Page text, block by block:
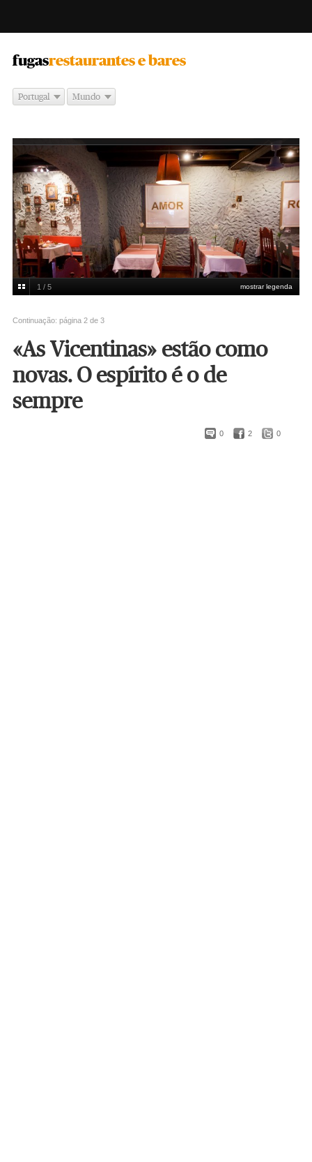
fugas -
restaurantes e bares
Portugal Mundo
Miguel Manso
mostrar legenda
1 / 5
Continuação: página 2 de 3
«As Vicentinas» estão como
novas. O espírito é o de
sempre
0 2 0